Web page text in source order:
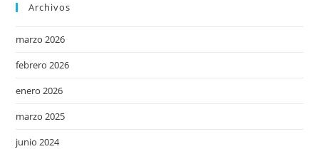
Archivos
marzo 2026
febrero 2026
enero 2026
marzo 2025
junio 2024